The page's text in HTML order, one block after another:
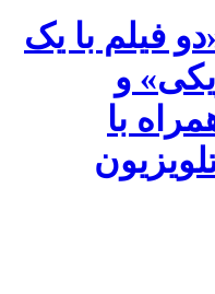
فیلم با یک
و
با